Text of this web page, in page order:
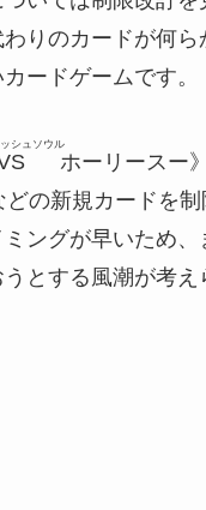
りのカードが何ら
ードゲームです。
シュソウル
ホーリースー
どの新規カードを
ングが早いため
とする風潮が考え